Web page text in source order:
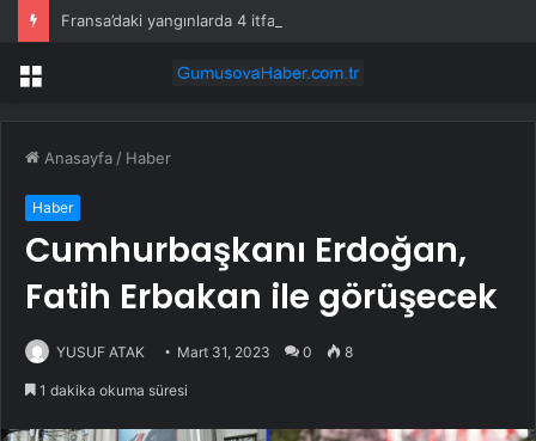
Fransa’daki yangınlarda 4 itfaiye eri hayatını kaybetti
Menü
Anasayfa / Haber
Haber
Cumhurbaşkanı Erdoğan,
Fatih Erbakan ile görüşecek
YUSUF ATAK Mart 31, 2023 0 8
1 dakika okuma süresi